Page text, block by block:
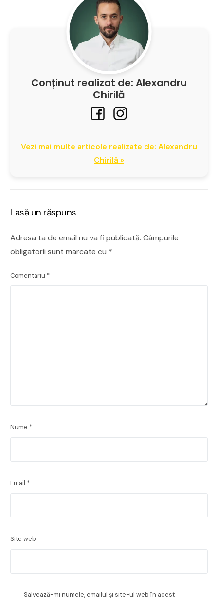
Conținut realizat de: Alexandru
Chirilă
Vezi mai multe articole realizate de: Alexandru
Chirilă »
Lasă un răspuns
Adresa ta de email nu va fi publicată. Câmpurile
obligatorii sunt marcate cu *
Comentariu *
Nume *
Email *
Site web
Salvează-mi numele, emailul și site-ul web în acest